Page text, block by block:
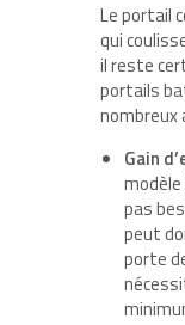
Le portail
qui
il reste
portails
Gain
pas
peut
porte